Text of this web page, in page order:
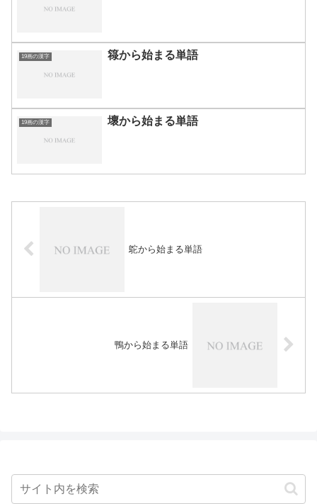
19画の漢字 簶から始まる単語
19画の漢字 壞から始まる単語
鴕から始まる単語
鴨から始まる単語